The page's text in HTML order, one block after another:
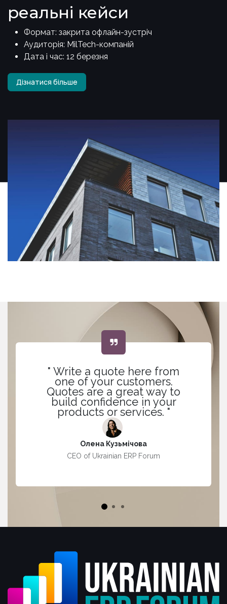
реальні кейси
Формат: закрита офлайн-зустріч
Аудиторія: MilTech-компаній
Дата і час: 12 березня
Дізнатися більше
" Write a quote here from
one of your customers.
Quotes are a great way to
build confidence in your
products or services. "
Олена Кузьмічова
CEO of Ukrainian ERP Forum